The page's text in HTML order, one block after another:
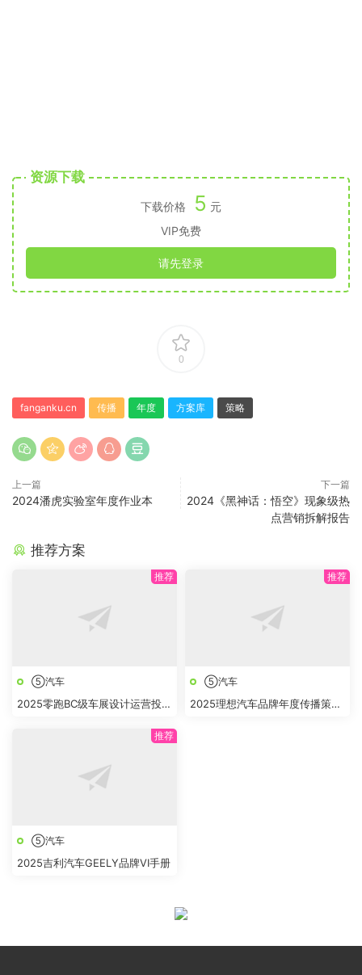
资源下载
下载价格 5 元
VIP免费
请先登录
0
fanganku.cn 传播 年度 方案库 策略
上一篇
2024潘虎实验室年度作业本
下一篇
2024《黑神话：悟空》现象级热
点营销拆解报告
推荐方案
⑤汽车
2025零跑BC级车展设计运营投标
⑤汽车
2025理想汽车品牌年度传播策略
⑤汽车
2025吉利汽车GEELY品牌VI手册